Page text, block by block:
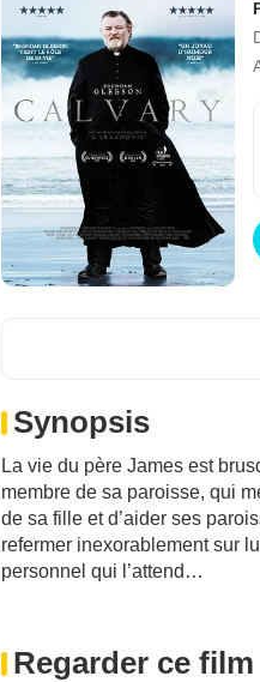
Synopsis
La vie du père James est
membre de sa paroisse, qui
de sa fille et d’aider ses
refermer inexorablement sur
personnel qui l’attend…
Regarder ce film